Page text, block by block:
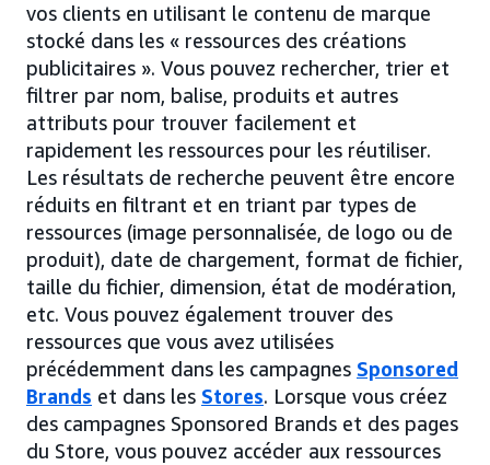
vos clients en utilisant le contenu de marque
stocké dans les « ressources des créations
publicitaires ». Vous pouvez rechercher, trier et
filtrer par nom, balise, produits et autres
attributs pour trouver facilement et
rapidement les ressources pour les réutiliser.
Les résultats de recherche peuvent être encore
réduits en filtrant et en triant par types de
ressources (image personnalisée, de logo ou de
produit), date de chargement, format de fichier,
taille du fichier, dimension, état de modération,
etc. Vous pouvez également trouver des
ressources que vous avez utilisées
précédemment dans les campagnes Sponsored
Brands et dans les Stores. Lorsque vous créez
des campagnes Sponsored Brands et des pages
du Store, vous pouvez accéder aux ressources